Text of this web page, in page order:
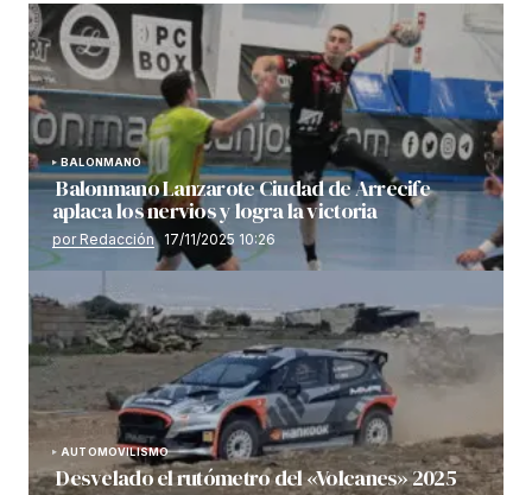
BALONMANO
Balonmano Lanzarote Ciudad de Arrecife
aplaca los nervios y logra la victoria
por Redacción 17/11/2025 10:26
AUTOMOVILISMO
Desvelado el rutómetro del «Volcanes» 2025